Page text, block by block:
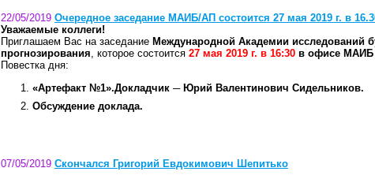
22/05/2019 Очередное заседание МАИБ/АП состоится 27 мая 2019 г. в
Уважаемые коллеги!
Приглашаем Вас на заседание Международной Академии исследований
прогнозирования, которое состоится 27 мая 2019 г. в 16:30 в офисе МАИБ
Повестка дня:
«Артефакт №1».Докладчик ─ Юрий Валентинович Сидельников.
Обсуждение доклада.
07/05/2019 Скончался Григорий Евдокимович Шепитько